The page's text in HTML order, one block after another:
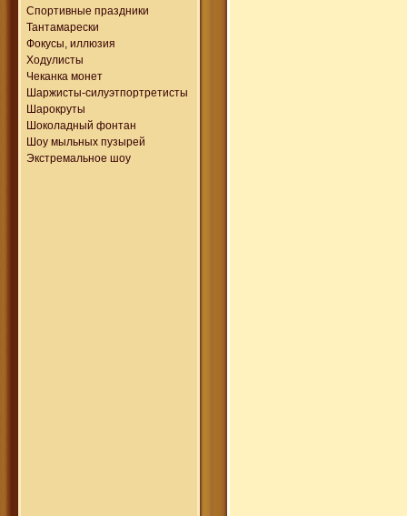
Спортивные праздники
Тантамарески
Фокусы, иллюзия
Ходулисты
Чеканка монет
Шаржисты-силуэтпортретисты
Шарокруты
Шоколадный фонтан
Шоу мыльных пузырей
Экстремальное шоу